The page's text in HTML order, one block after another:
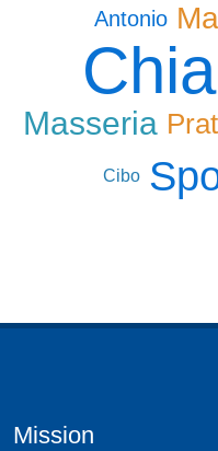
Antonio
Masseria
Cibo
Mission